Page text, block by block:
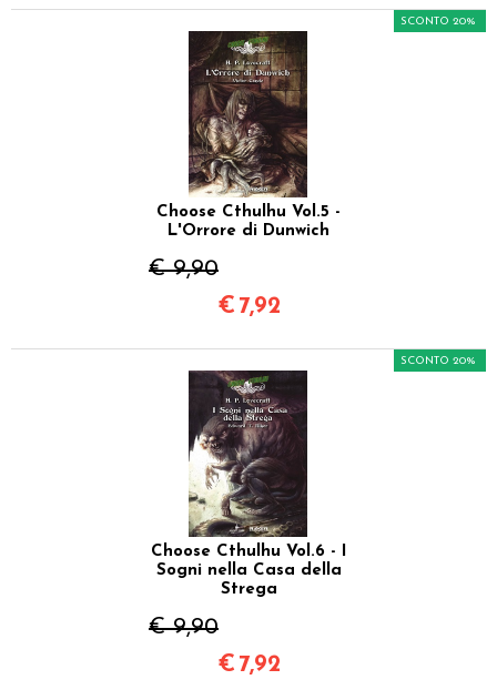
Choose Cthulhu Vol.5 -
L'Orrore di Dunwich
€ 9,90
SCONTO 20%
€ 7,92
Choose Cthulhu Vol.6 - I
Sogni nella Casa della
Strega
€ 9,90
SCONTO 20%
€ 7,92